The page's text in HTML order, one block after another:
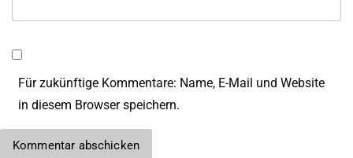
Für zukünftige Kommentare: Name, E-Mail und Website
in diesem Browser speichern.